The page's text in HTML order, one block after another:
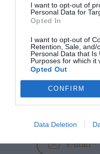
I want to opt-out of
Personal Data for
Opted In
I want to opt-out of
Retention, Sale, and/
Personal Data that Is
Purposes for which it
Opted Out
CONFIRM
Data Deletion
Huvudrätter
E-mail